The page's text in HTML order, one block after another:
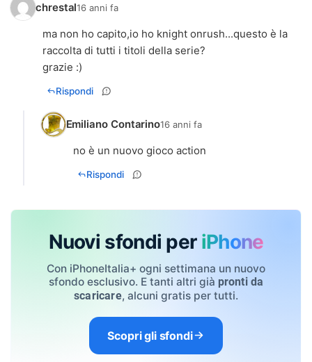
chrestal16 anni fa
ma non ho capito,io ho knight onrush...questo è la
raccolta di tutti i titoli della serie?
grazie :)
Rispondi
Emiliano Contarino16 anni fa
no è un nuovo gioco action
Rispondi
Nuovi sfondi per iPhone
Con iPhoneItalia+ ogni settimana un nuovo
sfondo esclusivo. E tanti altri già pronti da
scaricare, alcuni gratis per tutti.
Scopri gli sfondi